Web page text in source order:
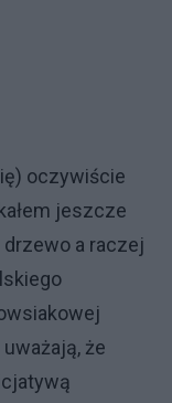
oczywiście
jeszcze
a raczej
że